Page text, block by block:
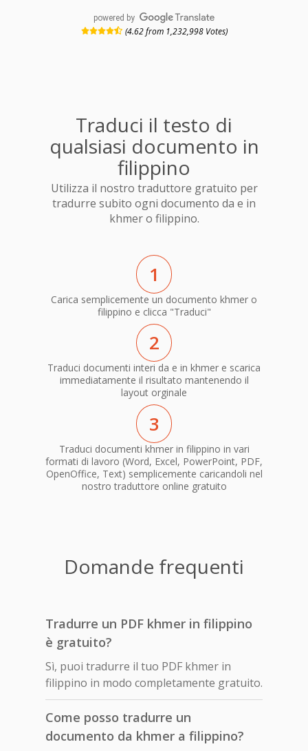
powered by
(4.62 from 1,232,998 Votes)
Traduci il testo di
qualsiasi documento in
filippino
Utilizza il nostro traduttore gratuito per
tradurre subito ogni documento da e in
khmer o filippino.
1
Carica semplicemente un documento khmer o
filippino e clicca "Traduci"
2
Traduci documenti interi da e in khmer e scarica
immediatamente il risultato mantenendo il
layout orginale
3
Traduci documenti khmer in filippino in vari
formati di lavoro (Word, Excel, PowerPoint, PDF,
OpenOffice, Text) semplicemente caricandoli nel
nostro traduttore online gratuito
Domande frequenti
Tradurre un PDF khmer in filippino
è gratuito?
Sì, puoi tradurre il tuo PDF khmer in
filippino in modo completamente gratuito.
Come posso tradurre un
documento da khmer a filippino?